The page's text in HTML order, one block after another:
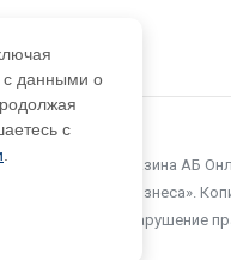
интернет-магазина АБ
Бизнеса».
Любое нарушение
с данными о
с